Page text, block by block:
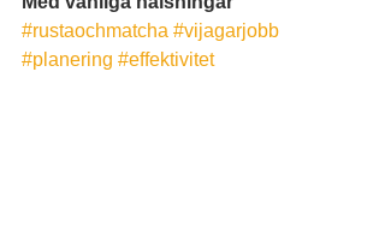
#rustaochmatcha #vijagarjobb
#planering #effektivitet